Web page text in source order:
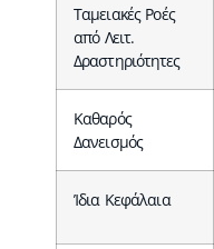
Ταμειακές Ροές
από Λειτ.
Δραστηριότητες
Καθαρός
Δανεισμός
Ίδια Κεφάλαια